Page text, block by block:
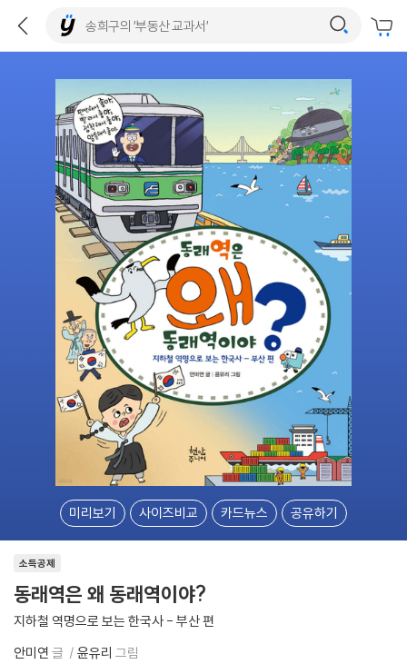
미리보기 사이즈비교 카드뉴스 공유하기
소득공제
동래역은 왜 동래역이야?
지하철 역명으로 보는 한국사 - 부산 편
안미연 글 윤유리 그림